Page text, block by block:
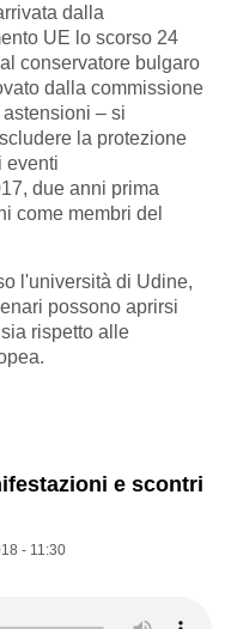
dalla
UE lo scorso 24
conservatore bulgaro
dalla commissione
– si
la protezione
eventi
due anni prima
come membri del
l'università di Udine,
possono aprirsi
rispetto alle
e scontri
- 11:30